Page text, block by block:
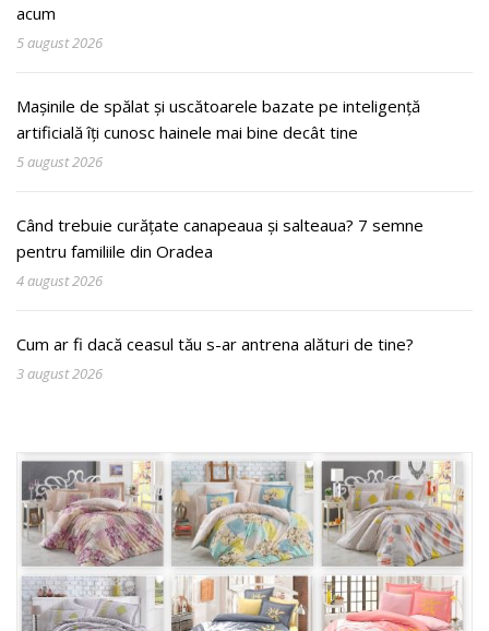
acum
5 august 2026
Mașinile de spălat și uscătoarele bazate pe inteligență
artificială îți cunosc hainele mai bine decât tine
5 august 2026
Când trebuie curățate canapeaua și salteaua? 7 semne
pentru familiile din Oradea
4 august 2026
Cum ar fi dacă ceasul tău s-ar antrena alături de tine?
3 august 2026